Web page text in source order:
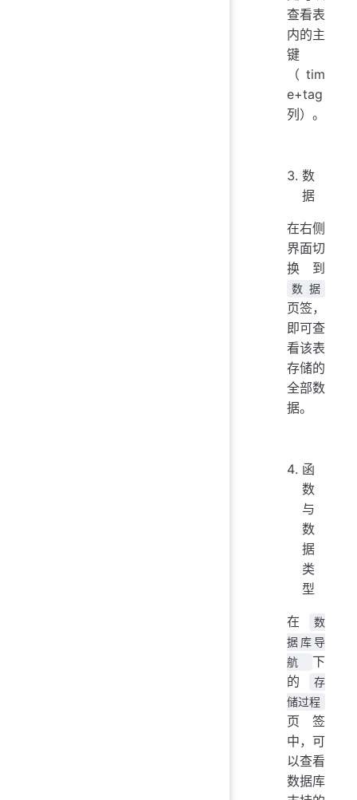
查看表
内的主
键
（tim
e+tag
列）。
数
据
在右侧
界面切
换到
数据
页签，
即可查
看该表
存储的
全部数
据。
函
数
与
数
据
类
型
在
数
据库导
航
下
的
存
储过程
页签
中，可
以查看
数据库